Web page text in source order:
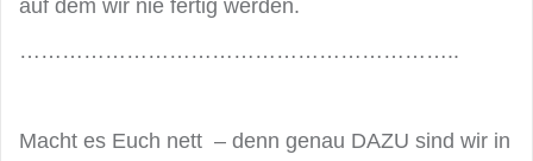
auf dem wir nie fertig werden.
……………………………………………………..
Macht es Euch nett – denn genau DAZU sind wir in